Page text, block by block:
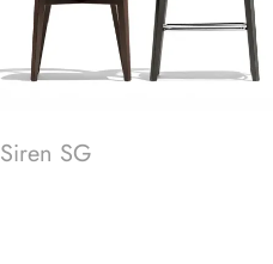
Siren SG